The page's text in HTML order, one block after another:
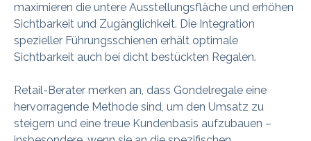
maximieren die untere Ausstellungsfläche und erhöhen
Sichtbarkeit und Zugänglichkeit. Die Integration
spezieller Führungsschienen erhält optimale
Sichtbarkeit auch bei dicht bestückten Regalen.
Retail-Berater merken an, dass Gondelregale eine
hervorragende Methode sind, um den Umsatz zu
steigern und eine treue Kundenbasis aufzubauen –